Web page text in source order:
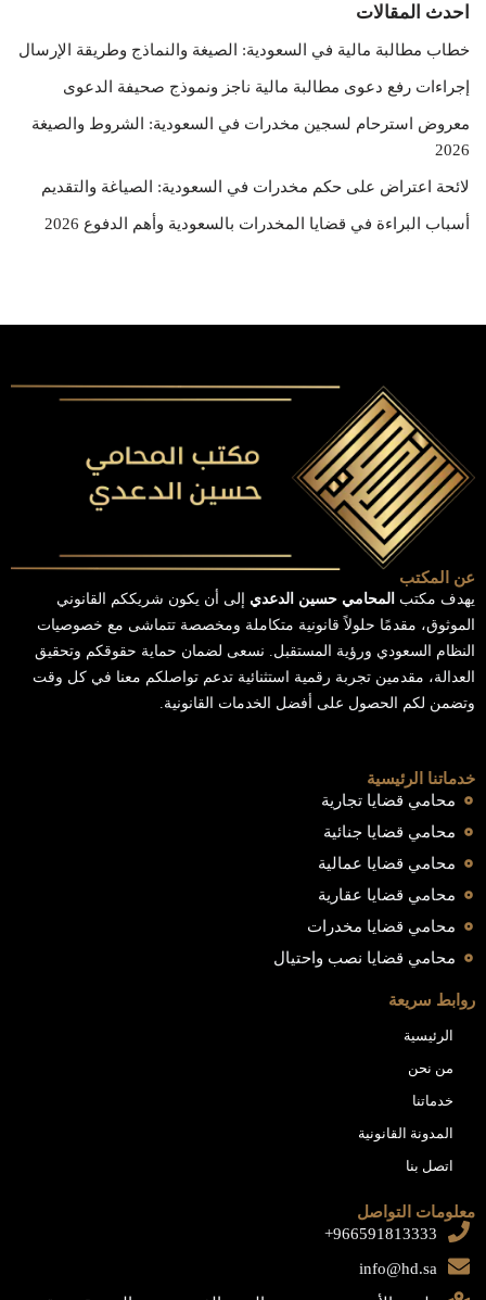
احدث المقالات
خطاب مطالبة مالية في السعودية: الصيغة والنماذج وطريقة الإرسال
إجراءات رفع دعوى مطالبة مالية ناجز ونموذج صحيفة الدعوى
معروض استرحام لسجين مخدرات في السعودية: الشروط والصيغة
2026
لائحة اعتراض على حكم مخدرات في السعودية: الصياغة والتقديم
أسباب البراءة في قضايا المخدرات بالسعودية وأهم الدفوع 2026
عن المكتب
يهدف مكتب المحامي حسين الدعدي إلى أن يكون شريككم القانوني
الموثوق، مقدمًا حلولاً قانونية متكاملة ومخصصة تتماشى مع خصوصيات
النظام السعودي ورؤية المستقبل. نسعى لضمان حماية حقوقكم وتحقيق
العدالة، مقدمين تجربة رقمية استثنائية تدعم تواصلكم معنا في كل وقت
وتضمن لكم الحصول على أفضل الخدمات القانونية.
خدماتنا الرئيسية
محامي قضايا تجارية
محامي قضايا جنائية
محامي قضايا عمالية
محامي قضايا عقارية
محامي قضايا مخدرات
محامي قضايا نصب واحتيال
روابط سريعة
الرئيسية
من نحن
خدماتنا
المدونة القانونية
اتصل بنا
معلومات التواصل
966591813333+
info@hd.sa